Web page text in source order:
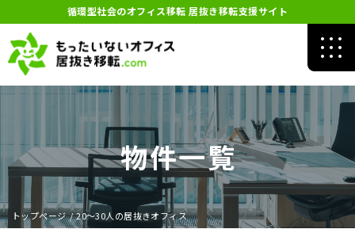
循環型社会のオフィス移転 居抜き移転支援サイト
物件一覧
トップページ / 20～30人の居抜きオフィス